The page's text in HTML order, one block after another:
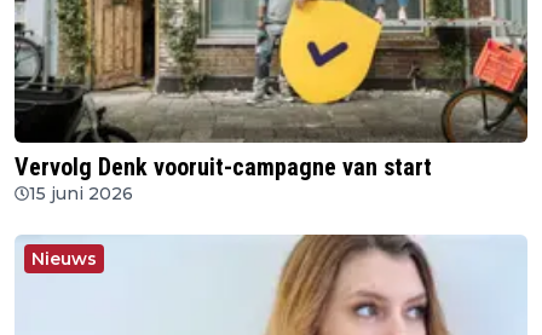
Vervolg Denk vooruit-campagne van start
15 juni 2026
Nieuws